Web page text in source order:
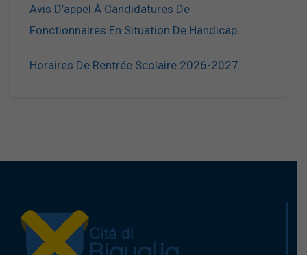
Avis D’appel À Candidatures De
Fonctionnaires En Situation De Handicap
Horaires De Rentrée Scolaire 2026-2027